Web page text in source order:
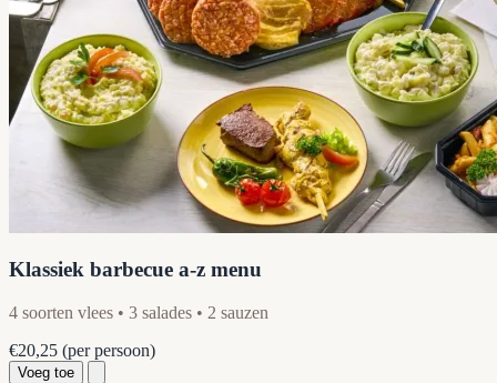
Klassiek barbecue a-z menu
4 soorten vlees • 3 salades • 2 sauzen
€20,25 (per persoon)
Voeg toe